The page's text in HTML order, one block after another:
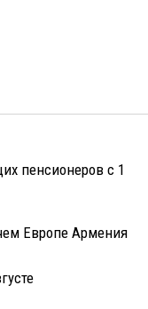
пенсионеров с 1
Европе Армения